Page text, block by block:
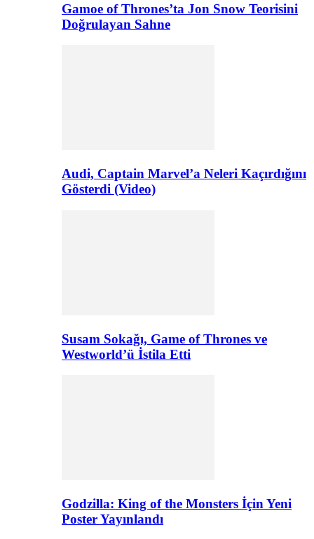
Gamoe of Thrones’ta Jon Snow Teorisini
Doğrulayan Sahne
Audi, Captain Marvel’a Neleri Kaçırdığını
Gösterdi (Video)
Susam Sokağı, Game of Thrones ve
Westworld’ü İstila Etti
Godzilla: King of the Monsters İçin Yeni
Poster Yayınlandı